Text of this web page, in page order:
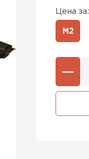
Цена за:
М2